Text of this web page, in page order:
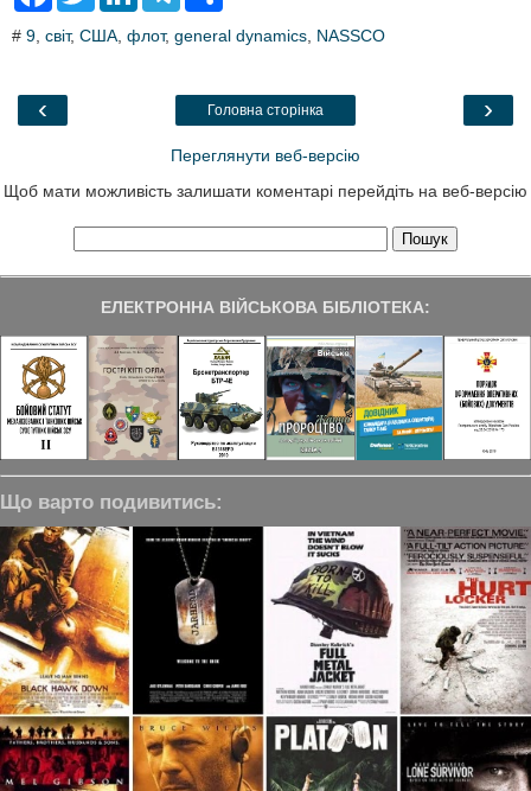
e
o
t
k
e
a
r
# 9, світ, США, флот, general dynamics, NASSCO
‹ ›
Головна сторінка
Переглянути веб-версію
Щоб мати можливість залишати коментарі перейдіть на веб-версію
ЕЛЕКТРОННА ВІЙСЬКОВА БІБЛІОТЕКА:
Що варто подивитись: